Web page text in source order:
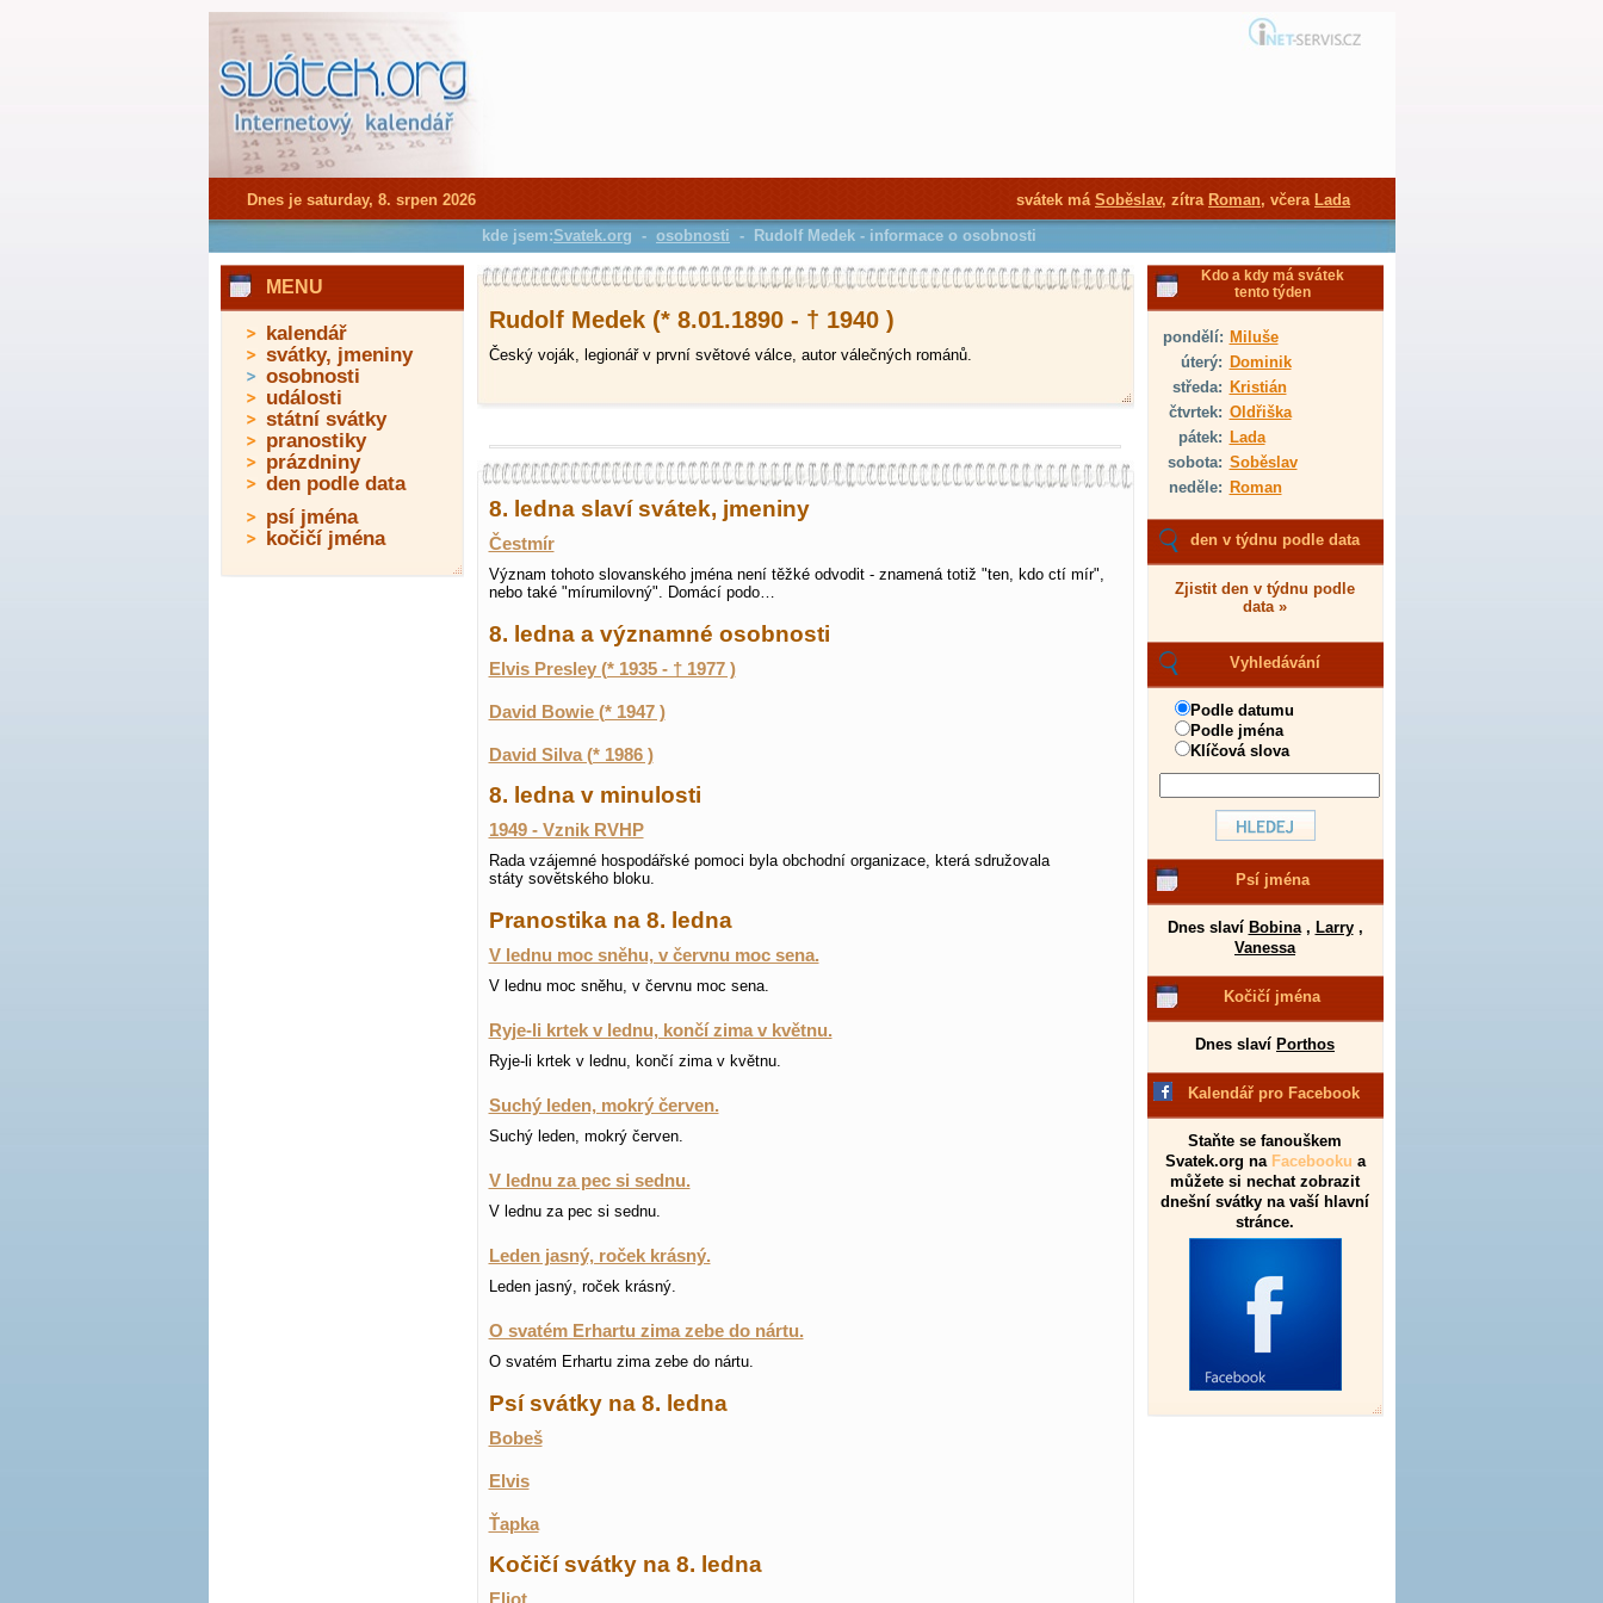
Rudolf Medek (* 8.01.1890 - † 1940 )
Český voják, legionář v první světové válce, autor válečných románů.
8. ledna slaví svátek, jmeniny
Čestmír
Význam tohoto slovanského jména není těžké odvodit - znamená totiž "ten, kdo ctí mír",
nebo také "mírumilovný". Domácí podo…
8. ledna a významné osobnosti
Elvis Presley (* 1935 - † 1977 )
David Bowie (* 1947 )
David Silva (* 1986 )
8. ledna v minulosti
1949 - Vznik RVHP
Rada vzájemné hospodářské pomoci byla obchodní organizace, která sdružovala
státy sovětského bloku.
Pranostika na 8. ledna
V lednu moc sněhu, v červnu moc sena.
V lednu moc sněhu, v červnu moc sena.
Ryje-li krtek v lednu, končí zima v květnu.
Ryje-li krtek v lednu, končí zima v květnu.
Suchý leden, mokrý červen.
Suchý leden, mokrý červen.
V lednu za pec si sednu.
V lednu za pec si sednu.
Leden jasný, roček krásný.
Leden jasný, roček krásný.
O svatém Erhartu zima zebe do nártu.
O svatém Erhartu zima zebe do nártu.
Psí svátky na 8. ledna
Bobeš
Elvis
Ťapka
Kočičí svátky na 8. ledna
Kdo a kdy má svátek
tento týden
pondělí: Miluše
úterý: Dominik
středa: Kristián
čtvrtek: Oldřiška
pátek: Lada
sobota: Soběslav
neděle: Roman
den v týdnu podle data
Zjistit den v týdnu podle
data »
Vyhledávání
Podle datumu
Podle jména
Klíčová slova
Psí jména
Dnes slaví Bobina, Larry,
Vanessa
Kočičí jména
Dnes slaví Porthos
Kalendář pro Facebook
Staňte se fanouškem
Svatek.org na Facebooku a
můžete si nechat zobrazit
dnešní svátky na vaší hlavní
stránce.
MENU
kalendář
svátky, jmeniny
osobnosti
události
státní svátky
pranostiky
prázdniny
den podle data
psí jména
kočičí jména
Dnes je saturday, 8. srpen 2026 svátek má Soběslav, zítra Roman, včera Lada
kde jsem:Svatek.org - osobnosti - Rudolf Medek - informace o osobnosti